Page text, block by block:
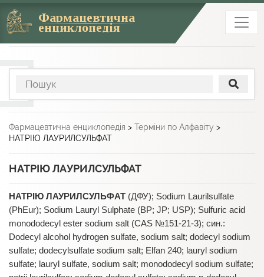
Фармацевтична
енциклопедія
Фармацевтична енциклопедія > Терміни по Алфавіту >
НАТРІЮ ЛАУРИЛСУЛЬФАТ
НАТРІЮ ЛАУРИЛСУЛЬФАТ
НАТРІЮ ЛАУРИЛСУЛЬФАТ (ДФУ); Sodium Laurilsulfate
(PhEur); Sodium Lauryl Sulphate (BP; JP; USP); Sulfuric acid
monododecyl ester sodium salt (CAS №151-21-3); син.:
Dodecyl alcohol hydrogen sulfate, sodium salt; dodecyl sodium
sulfate; dodecylsulfate sodium salt; Elfan 240; lauryl sodium
sulfate; lauryl sulfate, sodium salt; monododecyl sodium sulfate;